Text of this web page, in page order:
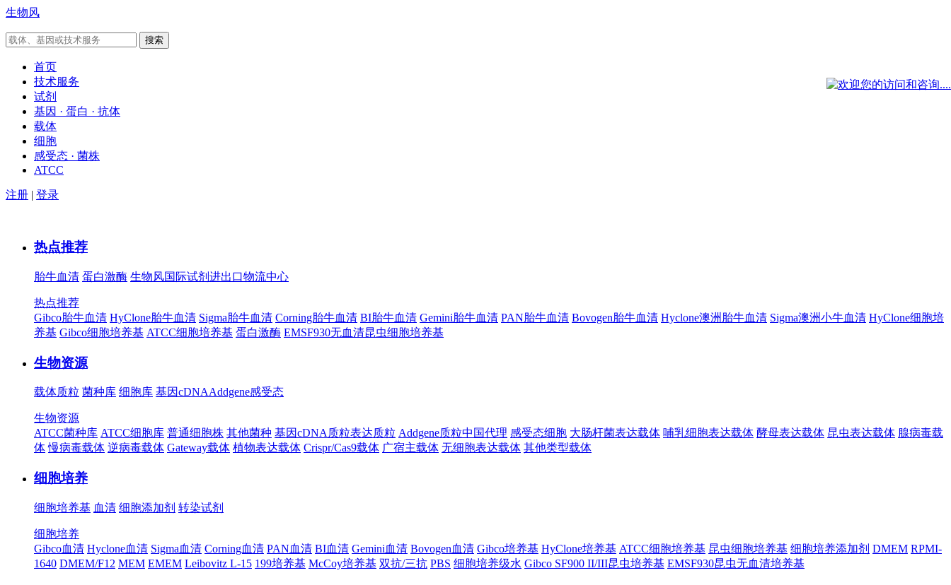
生物风
首页
技术服务
试剂
基因 · 蛋白 · 抗体
载体
细胞
感受态 · 菌株
ATCC
注册 | 登录
热点推荐
胎牛血清 蛋白激酶 生物风国际试剂进出口物流中心
热点推荐
Gibco胎牛血清 HyClone胎牛血清 Sigma胎牛血清 Corning胎牛血清 BI胎牛血清 Gemini胎牛血清 PAN胎牛血清 Bovogen胎牛血清 Hyclone澳洲胎牛血清 Sigma澳洲小牛血清 HyClone细胞培
养基 Gibco细胞培养基 ATCC细胞培养基 蛋白激酶 EMSF930无血清昆虫细胞培养基
生物资源
载体质粒 菌种库 细胞库 基因cDNAAddgene感受态
生物资源
ATCC菌种库 ATCC细胞库 普通细胞株 其他菌种 基因cDNA质粒表达质粒 Addgene质粒中国代理 感受态细胞 大肠杆菌表达载体 哺乳细胞表达载体 酵母表达载体 昆虫表达载体 腺病毒载
体 慢病毒载体 逆病毒载体 Gateway载体 植物表达载体 Crispr/Cas9载体 广宿主载体 无细胞表达载体 其他类型载体
细胞培养
细胞培养基 血清 细胞添加剂 转染试剂
细胞培养
Gibco血清 Hyclone血清 Sigma血清 Corning血清 PAN血清 BI血清 Gemini血清 Bovogen血清 Gibco培养基 HyClone培养基 ATCC细胞培养基 昆虫细胞培养基 细胞培养添加剂 DMEM RPMI-
1640 DMEM/F12 MEM EMEM Leibovitz L-15 199培养基 McCoy培养基 双抗/三抗 PBS 细胞培养级水 Gibco SF900 II/III昆虫培养基 EMSF930昆虫无血清培养基